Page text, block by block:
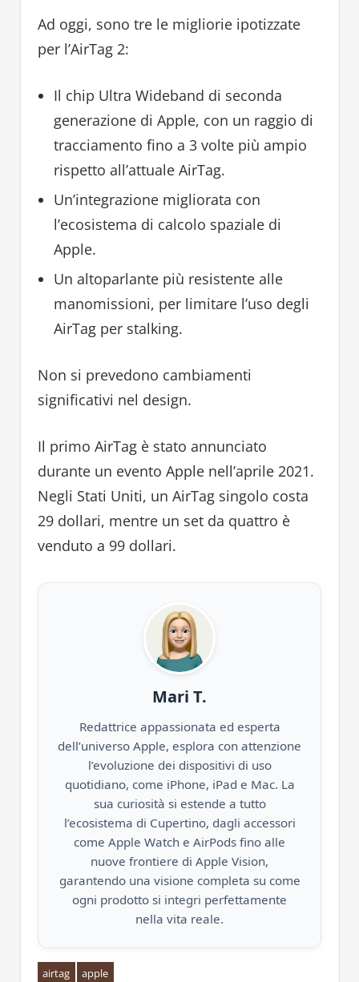
Ad oggi, sono tre le migliorie ipotizzate
per l’AirTag 2:
Il chip Ultra Wideband di seconda
generazione di Apple, con un raggio di
tracciamento fino a 3 volte più ampio
rispetto all’attuale AirTag.
Un’integrazione migliorata con
l’ecosistema di calcolo spaziale di
Apple.
Un altoparlante più resistente alle
manomissioni, per limitare l’uso degli
AirTag per stalking.
Non si prevedono cambiamenti
significativi nel design.
Il primo AirTag è stato annunciato
durante un evento Apple nell’aprile 2021.
Negli Stati Uniti, un AirTag singolo costa
29 dollari, mentre un set da quattro è
venduto a 99 dollari.
Mari T.
Redattrice appassionata ed esperta
dell’universo Apple, esplora con attenzione
l’evoluzione dei dispositivi di uso
quotidiano, come iPhone, iPad e Mac. La
sua curiosità si estende a tutto
l’ecosistema di Cupertino, dagli accessori
come Apple Watch e AirPods fino alle
nuove frontiere di Apple Vision,
garantendo una visione completa su come
ogni prodotto si integri perfettamente
nella vita reale.
airtag apple